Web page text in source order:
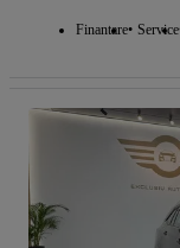
Finantare Service